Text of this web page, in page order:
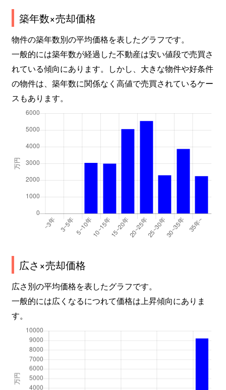
築年数×売却価格
物件の築年数別の平均価格を表したグラフです。
一般的には築年数が経過した不動産は安い値段で売買さ
れている傾向にあります。しかし、大きな物件や好条件
の物件は、築年数に関係なく高値で売買されているケー
スもあります。
広さ×売却価格
広さ別の平均価格を表したグラフです。
一般的には広くなるにつれて価格は上昇傾向にありま
す。